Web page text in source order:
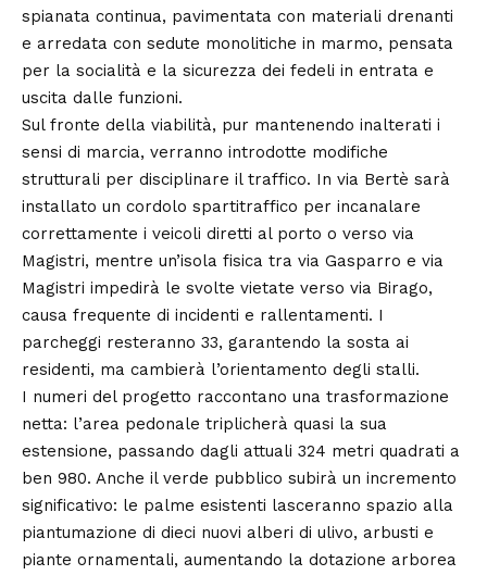
spianata continua, pavimentata con materiali drenanti
e arredata con sedute monolitiche in marmo, pensata
per la socialità e la sicurezza dei fedeli in entrata e
uscita dalle funzioni.
Sul fronte della viabilità, pur mantenendo inalterati i
sensi di marcia, verranno introdotte modifiche
strutturali per disciplinare il traffico. In via Bertè sarà
installato un cordolo spartitraffico per incanalare
correttamente i veicoli diretti al porto o verso via
Magistri, mentre un’isola fisica tra via Gasparro e via
Magistri impedirà le svolte vietate verso via Birago,
causa frequente di incidenti e rallentamenti. I
parcheggi resteranno 33, garantendo la sosta ai
residenti, ma cambierà l’orientamento degli stalli.
I numeri del progetto raccontano una trasformazione
netta: l’area pedonale triplicherà quasi la sua
estensione, passando dagli attuali 324 metri quadrati a
ben 980. Anche il verde pubblico subirà un incremento
significativo: le palme esistenti lasceranno spazio alla
piantumazione di dieci nuovi alberi di ulivo, arbusti e
piante ornamentali, aumentando la dotazione arborea